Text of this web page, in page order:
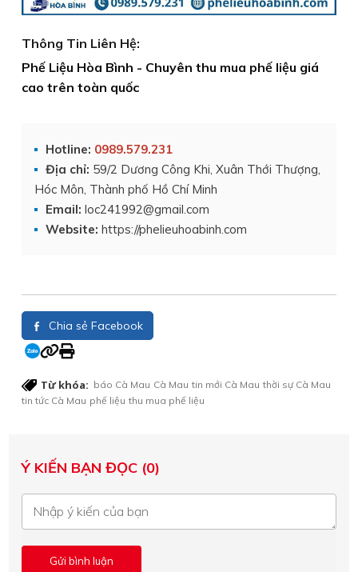
Thông Tin Liên Hệ:
Phế Liệu Hòa Bình - Chuyên thu mua phế liệu giá
cao trên toàn quốc
Hotline: 0989.579.231
Địa chỉ: 59/2 Dương Công Khi, Xuân Thới Thượng,
Hóc Môn, Thành phố Hồ Chí Minh
Email: loc241992@gmail.com
Website: https://phelieuhoabinh.com
Chia sẻ Facebook
Từ khóa: báo Cà Mau Cà Mau tin mới Cà Mau thời sự Cà Mau
tin tức Cà Mau phế liệu thu mua phế liệu
Ý KIẾN BẠN ĐỌC (0)